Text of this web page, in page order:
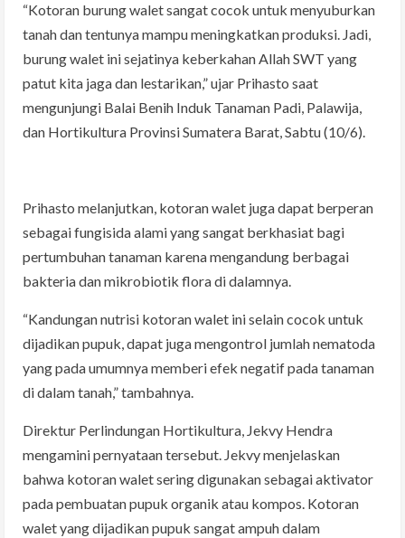
“Kotoran burung walet sangat cocok untuk menyuburkan
tanah dan tentunya mampu meningkatkan produksi. Jadi,
burung walet ini sejatinya keberkahan Allah SWT yang
patut kita jaga dan lestarikan,” ujar Prihasto saat
mengunjungi Balai Benih Induk Tanaman Padi, Palawija,
dan Hortikultura Provinsi Sumatera Barat, Sabtu (10/6).
Prihasto melanjutkan, kotoran walet juga dapat berperan
sebagai fungisida alami yang sangat berkhasiat bagi
pertumbuhan tanaman karena mengandung berbagai
bakteria dan mikrobiotik flora di dalamnya.
“Kandungan nutrisi kotoran walet ini selain cocok untuk
dijadikan pupuk, dapat juga mengontrol jumlah nematoda
yang pada umumnya memberi efek negatif pada tanaman
di dalam tanah,” tambahnya.
Direktur Perlindungan Hortikultura, Jekvy Hendra
mengamini pernyataan tersebut. Jekvy menjelaskan
bahwa kotoran walet sering digunakan sebagai aktivator
pada pembuatan pupuk organik atau kompos. Kotoran
walet yang dijadikan pupuk sangat ampuh dalam